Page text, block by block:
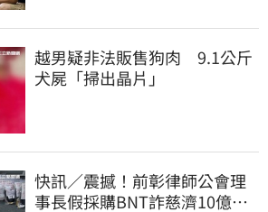
越男疑非法販售狗肉 9.1公斤
犬屍「掃出晶片」
快訊／震撼！前彰律師公會理
事長假採購BNT詐慈濟10億、